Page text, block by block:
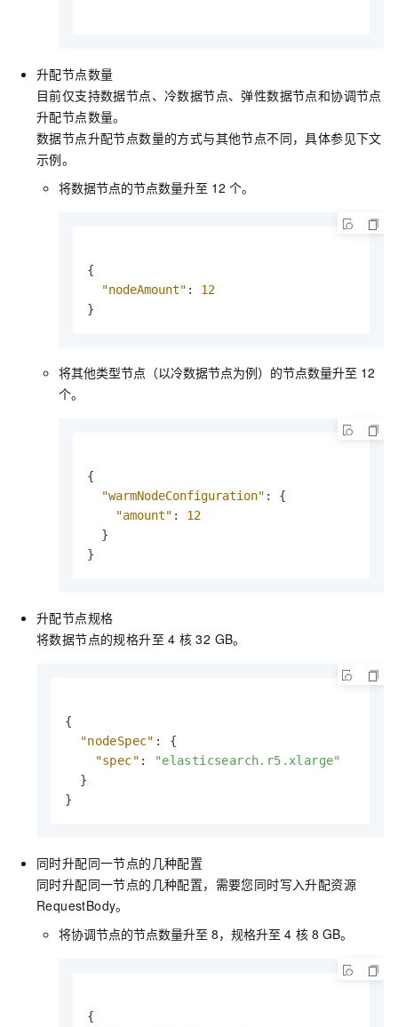
升配节点数量
目前仅支持数据节点、冷数据节点、弹性数据节点和协调节点
升配节点数量。
数据节点升配节点数量的方式与其他节点不同，具体参见下文
示例。
将数据节点的节点数量升至 12 个。
{
"nodeAmount" :
12
}
将其他类型节点（以冷数据节点为例）的节点数量升至 12
个。
{
"warmNodeConfiguration" :
{
"amount" :
12
}
}
升配节点规格
将数据节点的规格升至 4 核 32 GB。
{
"nodeSpec" :
{
"spec" :
"elasticsearch.r5.xlarge"
}
}
同时升配同一节点的几种配置
同时升配同一节点的几种配置，需要您同时写入升配资源
RequestBody。
将协调节点的节点数量升至 8，规格升至 4 核 8 GB。
{